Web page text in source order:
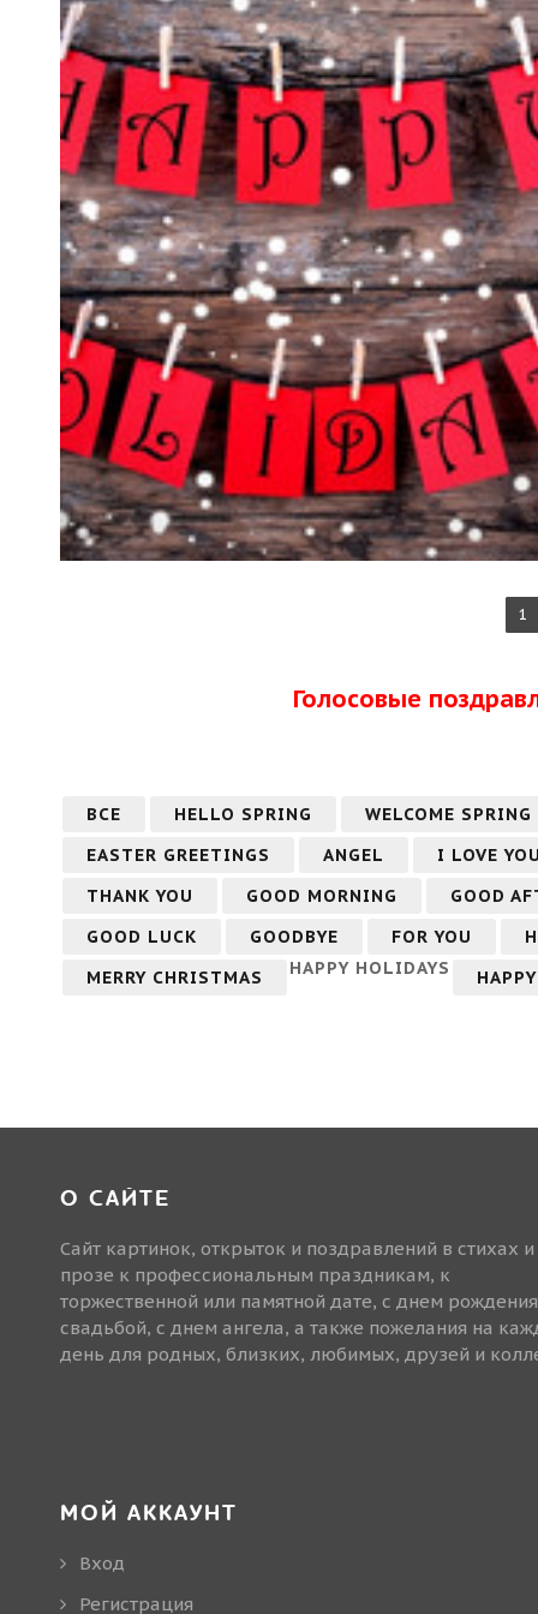
1
Голосовые
ВСЕ HELLO SPRING
WELCOME SPRING
EASTER GREETINGS
ANGEL
I LOVE
THANK YOU
GOOD MORNING
GOOD
GOOD LUCK
GOODBYE FOR YOU
MERRY CHRISTMAS
HAPPY HOLIDAYS
О САЙТЕ
Сайт картинок, открыток и поздравлений в стихах и
прозе к профессиональным праздникам, к
торжественной или памятной дате, с днем
свадьбой, с днем ангела, а также пожелания на
день для родных, близких, любимых, друзей и
МОЙ АККАУНТ
Вход
Регистрация